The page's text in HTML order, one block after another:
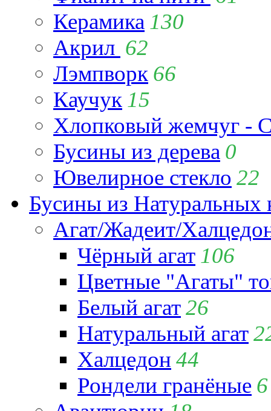
Керамика 130
Акрил 62
Лэмпворк 66
Каучук 15
Хлопковый жемчуг -
Бусины из дерева 0
Ювелирное стекло 22
Бусины из Натуральных
Агат/Жадеит/
Чёрный агат 106
Цветные "Агаты"
Белый агат26
Натуральный агат
Халцедон 44
Рондели гранёные 6